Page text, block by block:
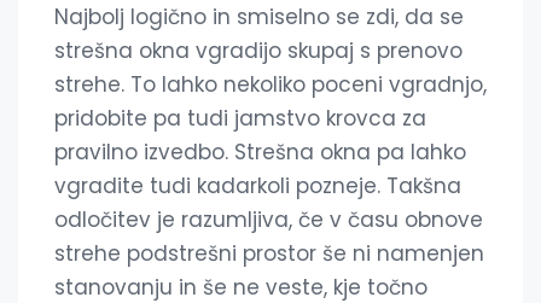
Najbolj logično in smiselno se zdi, da se
strešna okna vgradijo skupaj s prenovo
strehe. To lahko nekoliko poceni vgradnjo,
pridobite pa tudi jamstvo krovca za
pravilno izvedbo. Strešna okna pa lahko
vgradite tudi kadarkoli pozneje. Takšna
odločitev je razumljiva, če v času obnove
strehe podstrešni prostor še ni namenjen
stanovanju in še ne veste, kje točno